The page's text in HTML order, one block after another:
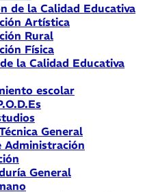
de la Calidad Educativa
Artística
Rural
Física
la Calidad Educativa
escolar
General
Administración
General